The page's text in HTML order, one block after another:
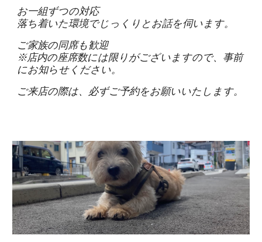
お一組ずつの対応
落ち着いた環境でじっくりとお話を伺います。
ご家族の同席も歓迎
※店内の座席数には限りがございますので、事前
にお知らせください。
ご来店の際は、必ずご予約をお願いいたします。